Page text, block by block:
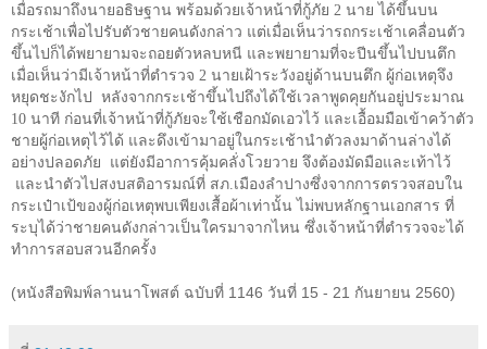
เมื่อรถมาถึงนายอธิษฐาน พร้อมด้วยเจ้าหน้าที่กู้ภัย 2 นาย ได้ขึ้นบน
กระเช้าเพื่อไปรับตัวชายคนดังกล่าว แต่เมื่อเห็นว่ารถกระเช้าเคลื่อนตัว
ขึ้นไปก็ได้พยายามจะถอยตัวหลบหนี และพยายามที่จะปีนขึ้นไปบนตึก
เมื่อเห็นว่ามีเจ้าหน้าที่ตำรวจ 2 นายเฝ้าระวังอยู่ด้านบนตึก ผู้ก่อเหตุจึง
หยุดชะงักไป หลังจากกระเช้าขึ้นไปถึงได้ใช้เวลาพูดคุยกันอยู่ประมาณ
10 นาที ก่อนที่เจ้าหน้าที่กู้ภัยจะใช้เชือกมัดเอวไว้ และเอื้อมมือเข้าคว้าตัว
ชายผู้ก่อเหตุไว้ได้ และดึงเข้ามาอยู่ในกระเช้านำตัวลงมาด้านล่างได้
อย่างปลอดภัย แต่ยังมีอาการคุ้มคลั่งโวยวาย จึงต้องมัดมือและเท้าไว้
และนำตัวไปสงบสติอารมณ์ที่ สภ.เมืองลำปางซึ่งจากการตรวจสอบใน
กระเป๋าเป้ของผู้ก่อเหตุพบเพียงเสื้อผ้าเท่านั้น ไม่พบหลักฐานเอกสาร ที่
ระบุได้ว่าชายคนดังกล่าวเป็นใครมาจากไหน ซึ่งเจ้าหน้าที่ตำรวจจะได้
ทำการสอบสวนอีกครั้ง
(หนังสือพิมพ์ลานนาโพสต์ ฉบับที่ 1146 วันที่ 15 - 21 กันยายน 2560)